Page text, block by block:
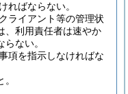
ればならない。
ライアント等の管理状
、利用責任者は速やか
ない。
項を指示しなければな